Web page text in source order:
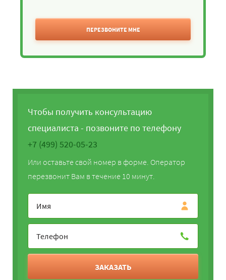
ПЕРЕЗВОНИТЕ МНЕ
Чтобы получить консультацию
специалиста - позвоните по телефону
+7 (499) 520-05-23
Или оставьте свой номер в форме. Оператор
перезвонит Вам в течение 10 минут.
ЗАКАЗАТЬ